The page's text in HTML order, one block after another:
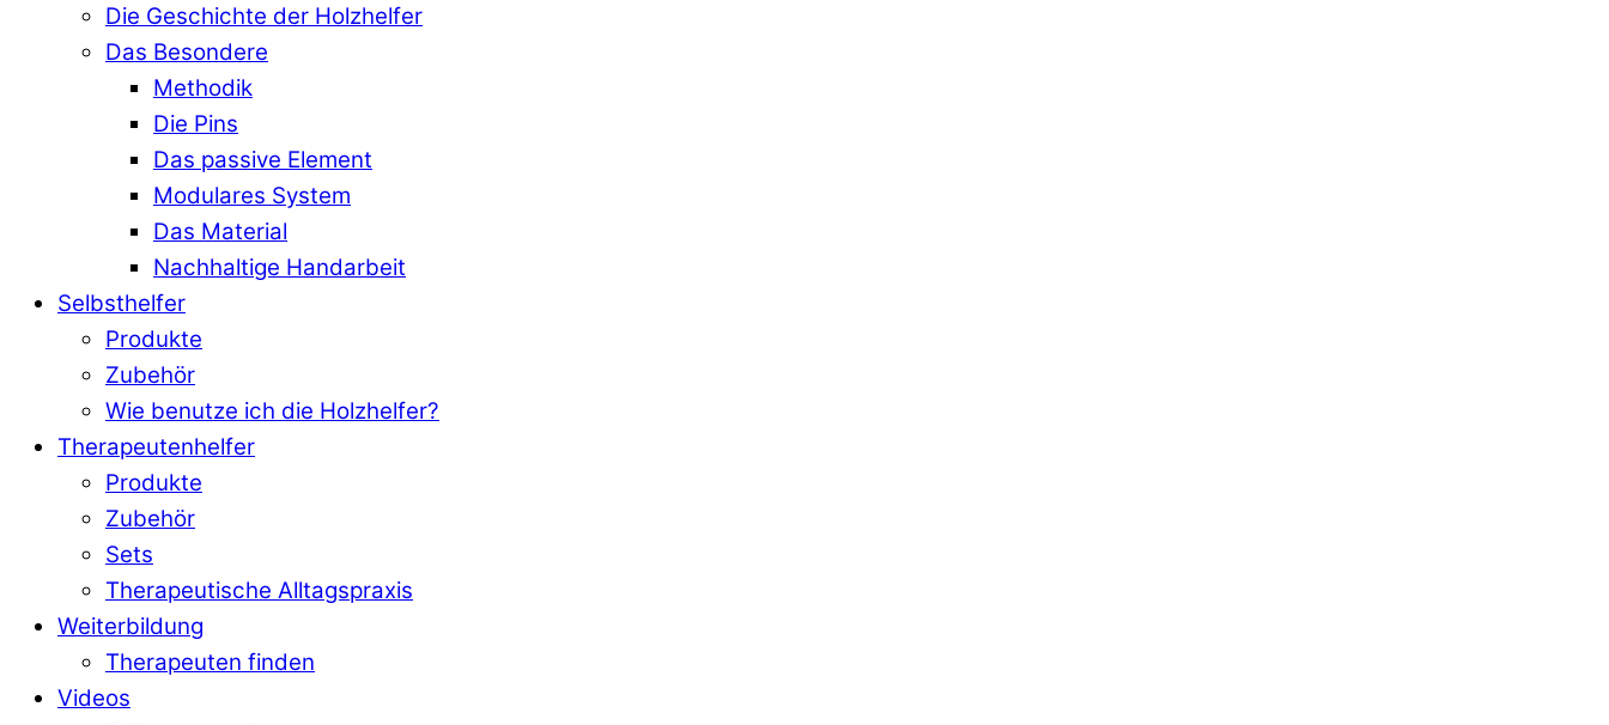
Die Geschichte der Holzhelfer
Das Besondere
Methodik
Die Pins
Das passive Element
Modulares System
Das Material
Nachhaltige Handarbeit
Selbsthelfer
Produkte
Zubehör
Wie benutze ich die Holzhelfer?
Therapeutenhelfer
Produkte
Zubehör
Sets
Therapeutische Alltagspraxis
Weiterbildung
Therapeuten finden
Videos